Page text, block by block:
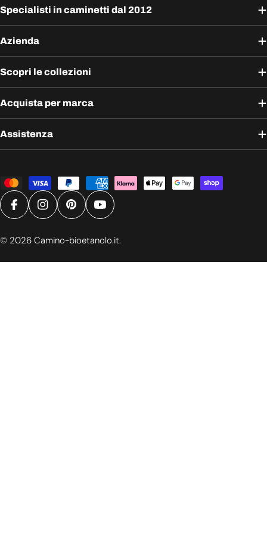
Specialisti in caminetti dal 2012
Azienda
Scopri le collezioni
Acquista per marca
Assistenza
Metodi
di
pagamento
FacebookInstagramPinterestYouTube
© 2026 Camino-bioetanolo.it.